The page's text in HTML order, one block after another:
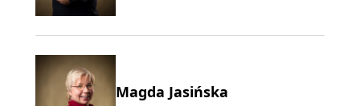
Magda Jasińska